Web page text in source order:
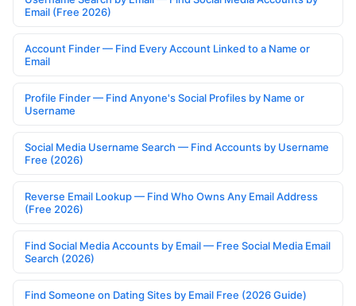
Email (Free 2026)
Account Finder — Find Every Account Linked to a Name or
Email
Profile Finder — Find Anyone's Social Profiles by Name or
Username
Social Media Username Search — Find Accounts by Username
Free (2026)
Reverse Email Lookup — Find Who Owns Any Email Address
(Free 2026)
Find Social Media Accounts by Email — Free Social Media Email
Search (2026)
Find Someone on Dating Sites by Email Free (2026 Guide)